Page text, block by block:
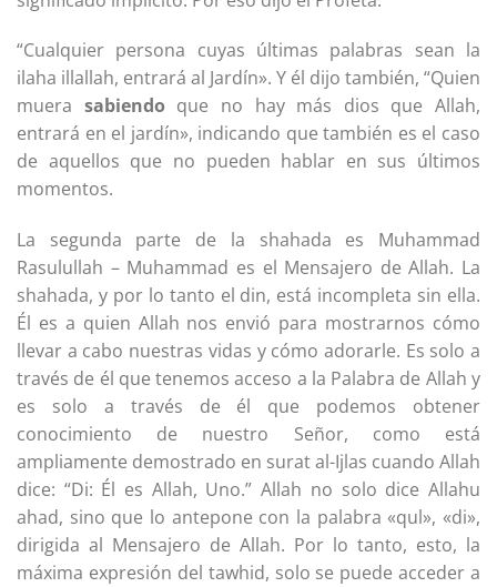
“Cualquier persona cuyas últimas palabras sean la
ilaha illallah, entrará al Jardín». Y él dijo también, “Quien
muera sabiendo que no hay más dios que Allah,
entrará en el jardín», indicando que también es el caso
de aquellos que no pueden hablar en sus últimos
momentos.
La segunda parte de la shahada es Muhammad
Rasulullah – Muhammad es el Mensajero de Allah. La
shahada, y por lo tanto el din, está incompleta sin ella.
Él es a quien Allah nos envió para mostrarnos cómo
llevar a cabo nuestras vidas y cómo adorarle. Es solo a
través de él que tenemos acceso a la Palabra de Allah y
es solo a través de él que podemos obtener
conocimiento de nuestro Señor, como está
ampliamente demostrado en surat al-Ijlas cuando Allah
dice: “Di: Él es Allah, Uno.” Allah no solo dice Allahu
ahad, sino que lo antepone con la palabra «qul», «di»,
dirigida al Mensajero de Allah. Por lo tanto, esto, la
máxima expresión del tawhid, solo se puede acceder a